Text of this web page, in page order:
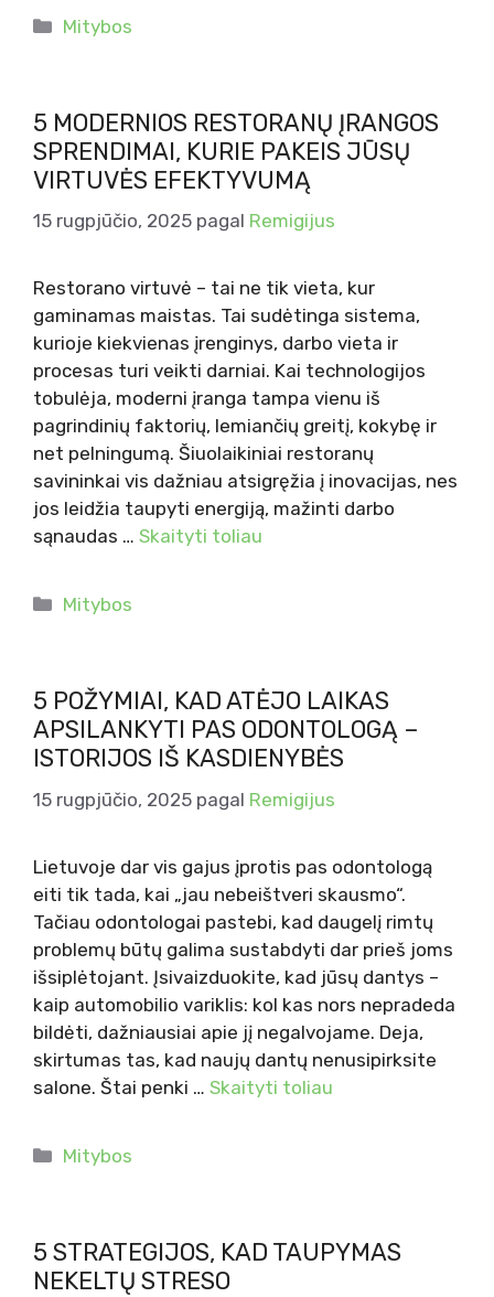
Kategorijos
Mitybos
5 MODERNIOS RESTORANŲ ĮRANGOS
SPRENDIMAI, KURIE PAKEIS JŪSŲ
VIRTUVĖS EFEKTYVUMĄ
15 rugpjūčio, 2025 pagal Remigijus
Restorano virtuvė – tai ne tik vieta, kur
gaminamas maistas. Tai sudėtinga sistema,
kurioje kiekvienas įrenginys, darbo vieta ir
procesas turi veikti darniai. Kai technologijos
tobulėja, moderni įranga tampa vienu iš
pagrindinių faktorių, lemiančių greitį, kokybę ir
net pelningumą. Šiuolaikiniai restoranų
savininkai vis dažniau atsigręžia į inovacijas, nes
jos leidžia taupyti energiją, mažinti darbo
sąnaudas … Skaityti toliau
Kategorijos
Mitybos
5 POŽYMIAI, KAD ATĖJO LAIKAS
APSILANKYTI PAS ODONTOLOGĄ –
ISTORIJOS IŠ KASDIENYBĖS
15 rugpjūčio, 2025 pagal Remigijus
Lietuvoje dar vis gajus įprotis pas odontologą
eiti tik tada, kai „jau nebeištveri skausmo“.
Tačiau odontologai pastebi, kad daugelį rimtų
problemų būtų galima sustabdyti dar prieš joms
išsiplėtojant. Įsivaizduokite, kad jūsų dantys –
kaip automobilio variklis: kol kas nors nepradeda
bildėti, dažniausiai apie jį negalvojame. Deja,
skirtumas tas, kad naujų dantų nenusipirksite
salone. Štai penki … Skaityti toliau
Kategorijos
Mitybos
5 STRATEGIJOS, KAD TAUPYMAS
NEKELTŲ STRESO